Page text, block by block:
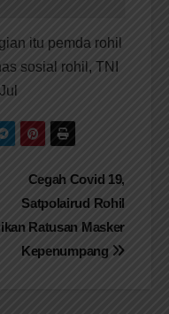
itu pemda rohil
sosial rohil, TNI
Cegah Covid 19,
Satpolairud Rohil
Ratusan Masker
Kepenumpang